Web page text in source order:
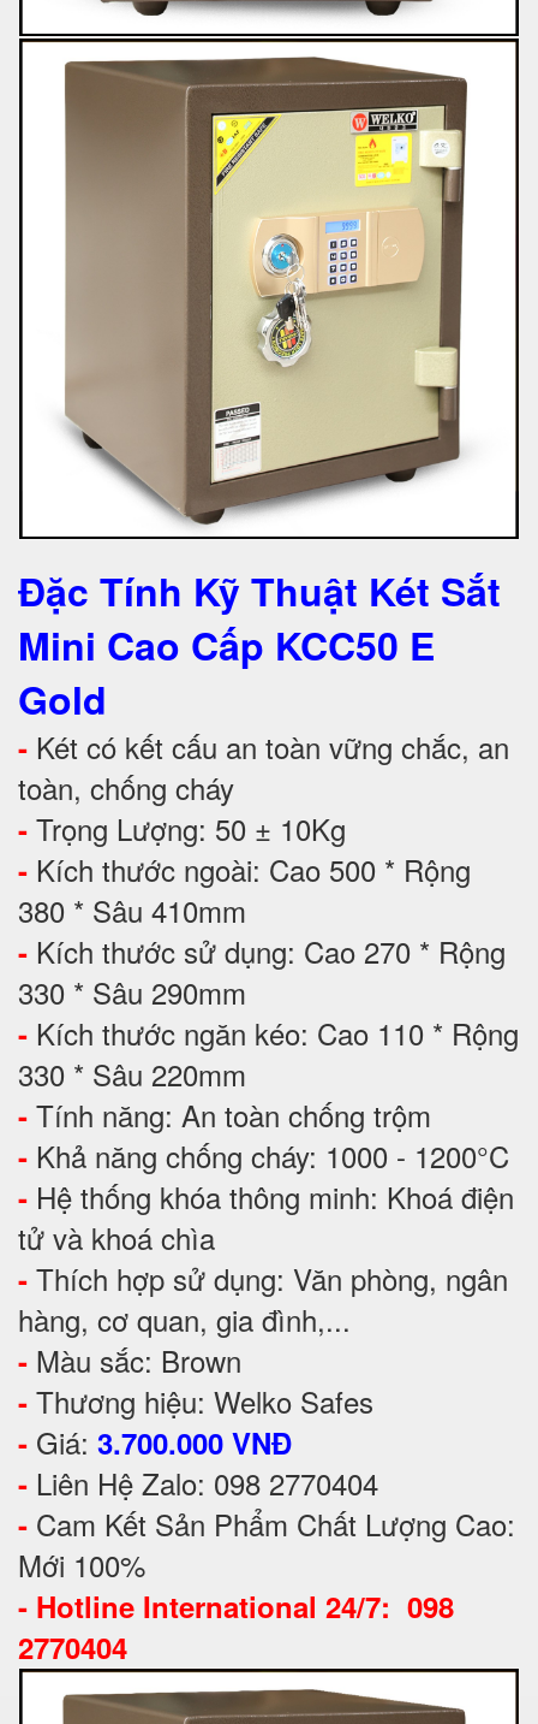
Đặc Tính Kỹ Thuật Két Sắt
Mini Cao Cấp KCC50 E
Gold
- Két có kết cấu an toàn vững chắc, an
toàn, chống cháy
- Trọng Lượng: 50 ± 10Kg
- Kích thước ngoài: Cao 500 * Rộng
380 * Sâu 410mm
- Kích thước sử dụng: Cao 270 * Rộng
330 * Sâu 290mm
- Kích thước ngăn kéo: Cao 110 * Rộng
330 * Sâu 220mm
- Tính năng: An toàn chống trộm
- Khả năng chống cháy: 1000 - 1200°C
- Hệ thống khóa thông minh: Khoá điện
tử và khoá chìa
- Thích hợp sử dụng: Văn phòng, ngân
hàng, cơ quan, gia đình,...
- Màu sắc: Brown
- Thương hiệu: Welko Safes
- Giá: 3.700.000 VNĐ
- Liên Hệ Zalo: 098 2770404
- Cam Kết Sản Phẩm Chất Lượng Cao:
Mới 100%
- Hotline International 24/7: 098
2770404